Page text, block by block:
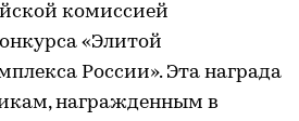
комиссией
«Элитой
России». Эта награда
награжденным в